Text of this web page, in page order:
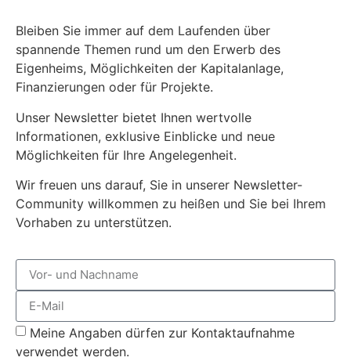
Bleiben Sie immer auf dem Laufenden über
spannende Themen rund um den Erwerb des
Eigenheims, Möglichkeiten der Kapitalanlage,
Finanzierungen oder für Projekte.
Unser Newsletter bietet Ihnen wertvolle
Informationen, exklusive Einblicke und neue
Möglichkeiten für Ihre Angelegenheit.
Wir freuen uns darauf, Sie in unserer Newsletter-
Community willkommen zu heißen und Sie bei Ihrem
Vorhaben zu unterstützen.
Meine Angaben dürfen zur Kontaktaufnahme
verwendet werden.